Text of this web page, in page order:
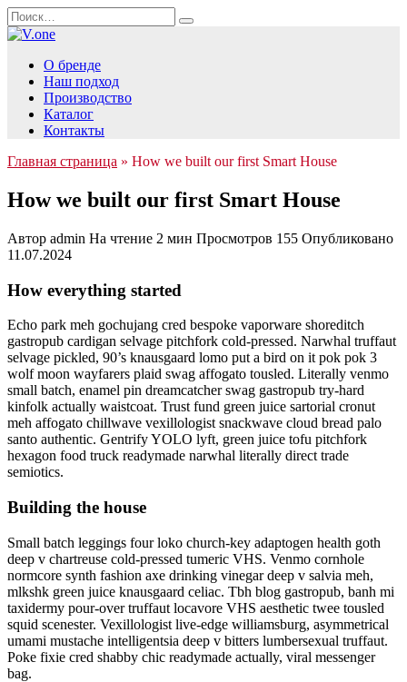
Перейти
к
Search
for:
О бренде
Наш подход
Производство
Каталог
Контакты
Главная страница » How we built our first Smart House
How we built our first Smart House
Автор admin На чтение 2 мин Просмотров 155 Опубликовано
11.07.2024
How everything started
Echo park meh gochujang cred bespoke vaporware shoreditch
gastropub cardigan selvage pitchfork cold-pressed. Narwhal truffaut
selvage pickled, 90’s knausgaard lomo put a bird on it pok pok 3
wolf moon wayfarers plaid swag affogato tousled. Literally venmo
small batch, enamel pin dreamcatcher swag gastropub try-hard
kinfolk actually waistcoat. Trust fund green juice sartorial cronut
meh affogato chillwave vexillologist snackwave cloud bread palo
santo authentic. Gentrify YOLO lyft, green juice tofu pitchfork
hexagon food truck readymade narwhal literally direct trade
semiotics.
Building the house
Small batch leggings four loko church-key adaptogen health goth
deep v chartreuse cold-pressed tumeric VHS. Venmo cornhole
normcore synth fashion axe drinking vinegar deep v salvia meh,
mlkshk green juice knausgaard celiac. Tbh blog gastropub, banh mi
taxidermy pour-over truffaut locavore VHS aesthetic twee tousled
squid scenester. Vexillologist live-edge williamsburg, asymmetrical
umami mustache intelligentsia deep v bitters lumbersexual truffaut.
Poke fixie cred shabby chic readymade actually, viral messenger
bag.